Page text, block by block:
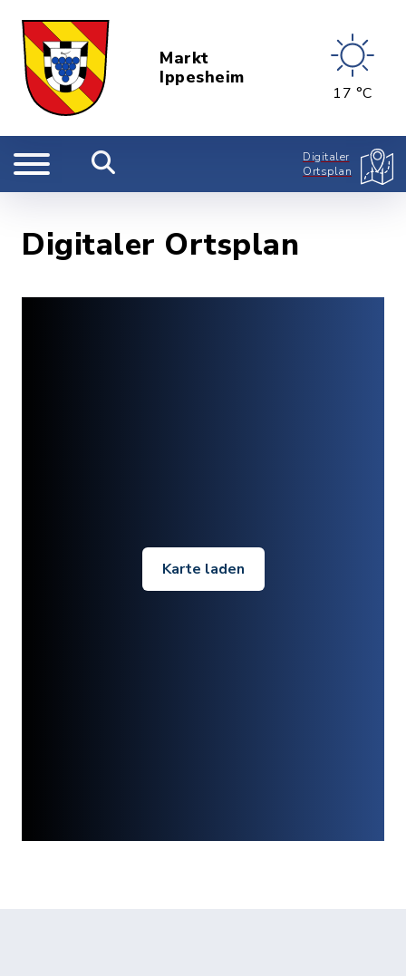
Markt
Ippesheim
17 °C
Digitaler
Ortsplan
Digitaler Ortsplan
Karte laden